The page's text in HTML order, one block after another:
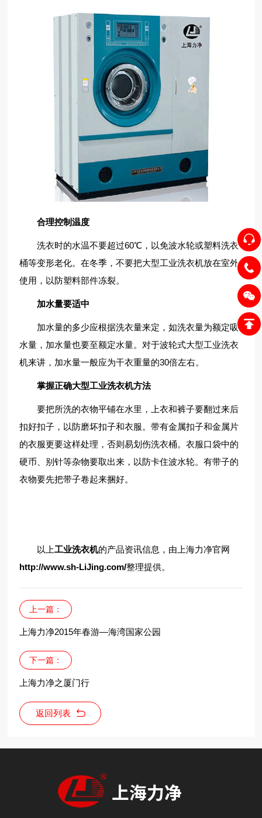
合理控制温度
洗衣时的水温不要超过60℃，以免波水轮或塑料洗衣
桶等变形老化。在冬季，不要把大型工业洗衣机放在室外
使用，以防塑料部件冻裂。
加水量要适中
加水量的多少应根据洗衣量来定，如洗衣量为额定吸
水量，加水量也要至额定水量。对于波轮式大型工业洗衣
机来讲，加水量一般应为干衣重量的30倍左右。
掌握正确大型工业洗衣机方法
要把所洗的衣物平铺在水里，上衣和裤子要翻过来后
扣好扣子，以防磨坏扣子和衣服。带有金属扣子和金属片
的衣服更要这样处理，否则易划伤洗衣桶。衣服口袋中的
硬币、别针等杂物要取出来，以防卡住波水轮。有带子的
衣物要先把带子卷起来捆好。
以上工业洗衣机的产品资讯信息，由上海力净官网
http://www.sh-LiJing.com/整理提供。
上一篇：
上海力净2015年春游—海湾国家公园
下一篇：
上海力净之厦门行
返回列表